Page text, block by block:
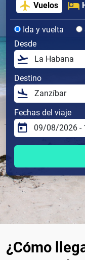
Vuelos
Ida y vuelta
Desde
Destino
Fechas del viaje
¿Cómo